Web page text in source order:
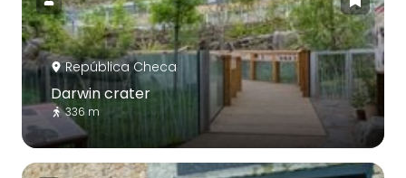
República Checa
Darwin crater
336 m